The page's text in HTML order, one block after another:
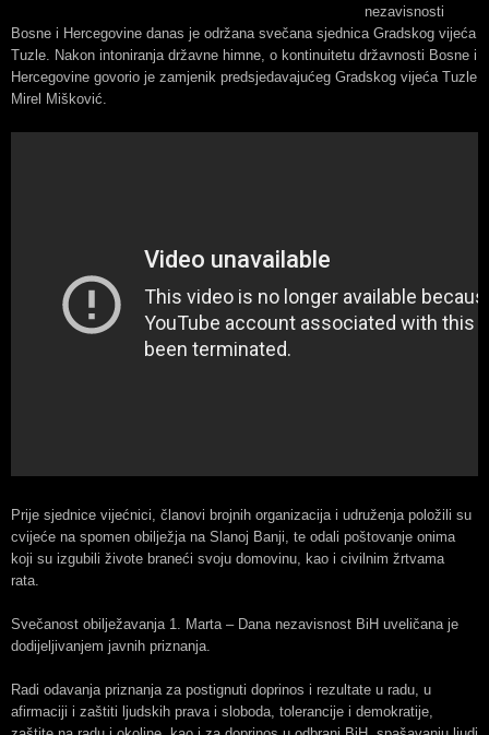
nezavisnosti
Bosne i Hercegovine danas je održana svečana sjednica Gradskog vijeća
Tuzle. Nakon intoniranja državne himne, o kontinuitetu državnosti Bosne i
Hercegovine govorio je zamjenik predsjedavajućeg Gradskog vijeća Tuzle
Mirel Mišković.
Prije sjednice vijećnici, članovi brojnih organizacija i udruženja položili su
cvijeće na spomen obilježja na Slanoj Banji, te odali poštovanje onima
koji su izgubili živote braneći svoju domovinu, kao i civilnim žrtvama
rata.
Svečanost obilježavanja 1. Marta – Dana nezavisnost BiH uveličana je
dodijeljivanjem javnih priznanja.
Radi odavanja priznanja za postignuti doprinos i rezultate u radu, u
afirmaciji i zaštiti ljudskih prava i sloboda, tolerancije i demokratije,